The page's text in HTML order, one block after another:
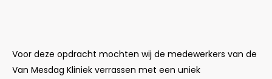
Voor deze opdracht mochten wij de medewerkers van de
Van Mesdag Kliniek verrassen met een uniek